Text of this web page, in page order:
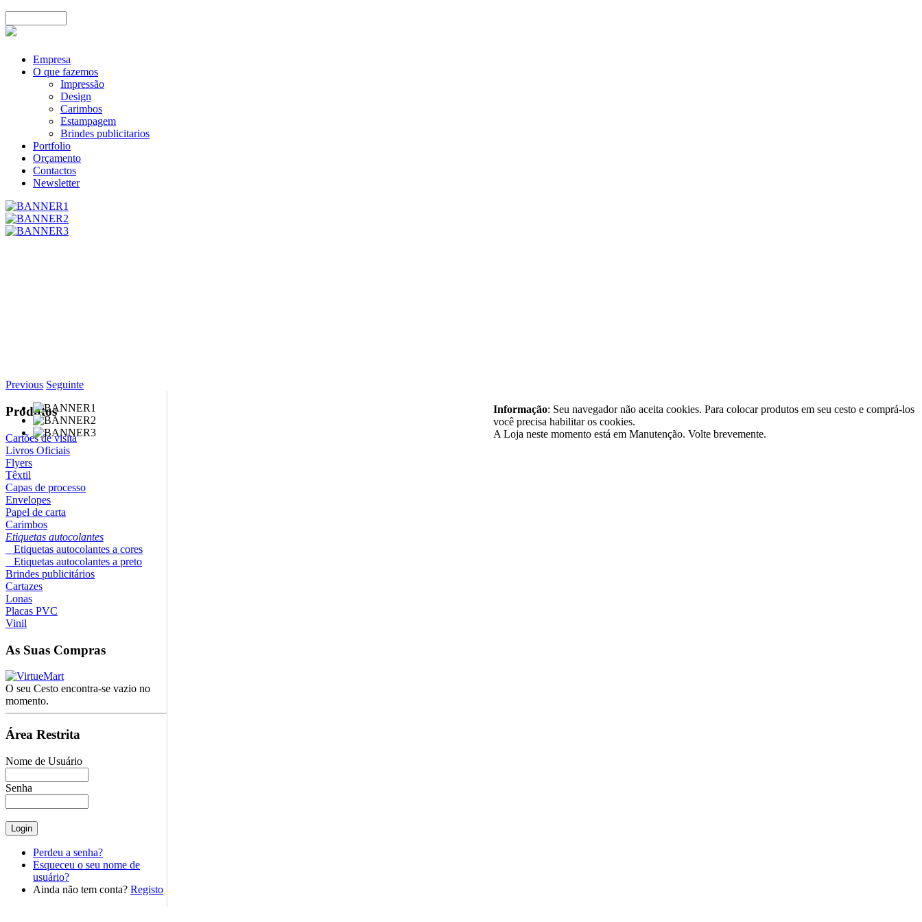
Empresa
O que fazemos
Impressão
Design
Carimbos
Estampagem
Brindes publicitarios
Portfolio
Orçamento
Contactos
Newsletter
Previous Seguinte
Produtos
Cartões de visita
Livros Oficiais
Flyers
Têxtil
Capas de processo
Envelopes
Papel de carta
Carimbos
Etiquetas autocolantes
Etiquetas autocolantes a cores
Etiquetas autocolantes a preto
Brindes publicitários
Cartazes
Lonas
Placas PVC
Vinil
As Suas Compras
O seu Cesto encontra-se vazio no
momento.
Área Restrita
Nome de Usuário
Senha
Perdeu a senha?
Esqueceu o seu nome de
usuário?
Ainda não tem conta? Registo
Informação: Seu navegador não aceita cookies. Para colocar produtos em seu cesto e comprá-los
você precisa habilitar os cookies.
A Loja neste momento está em Manutenção. Volte brevemente.